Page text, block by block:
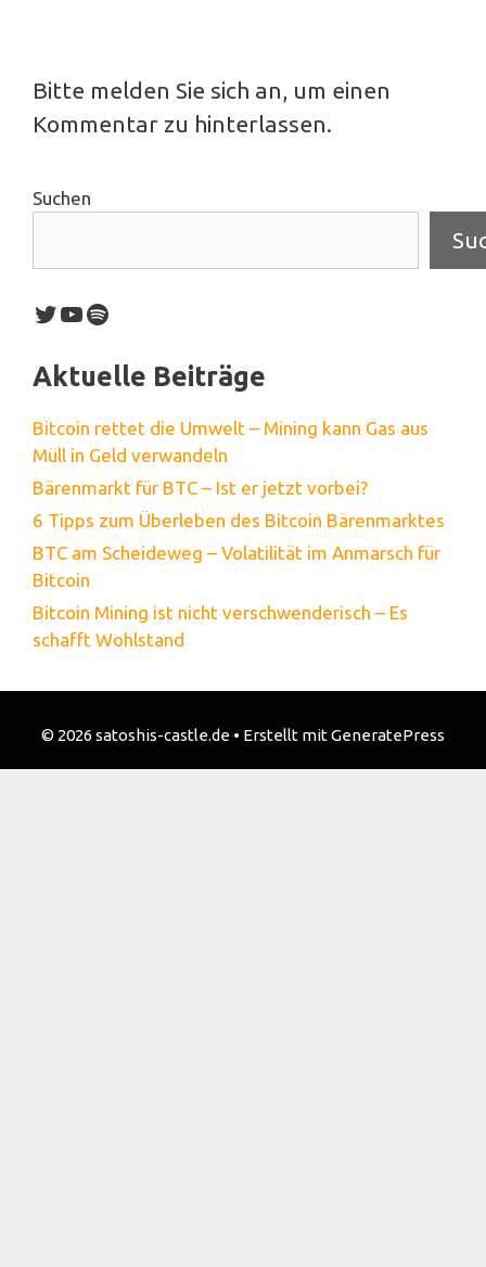
Bitte melden Sie sich an, um einen
Kommentar zu hinterlassen.
Suchen
Twitter
YouTube
Spotify
Aktuelle Beiträge
Bitcoin rettet die Umwelt – Mining kann Gas aus
Müll in Geld verwandeln
Bärenmarkt für BTC – Ist er jetzt vorbei?
6 Tipps zum Überleben des Bitcoin Bärenmarktes
BTC am Scheideweg – Volatilität im Anmarsch für
Bitcoin
Bitcoin Mining ist nicht verschwenderisch – Es
schafft Wohlstand
© 2026 satoshis-castle.de • Erstellt mitGeneratePress